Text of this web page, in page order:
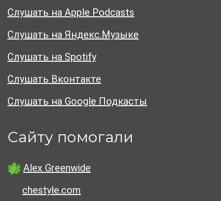
Слушать на Apple Podcasts
Слушать на Яндекс.Музыке
Слушать на Spotify
Слушать Вконтакте
Слушать на Google Подкасты
Сайту помогали
Alex Greenwide
chestyle.com